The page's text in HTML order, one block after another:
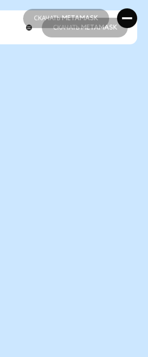
СКАЧАТЬ METAMASK
СКАЧАТЬ METAMASK
СКАЧАТЬ METAMASK